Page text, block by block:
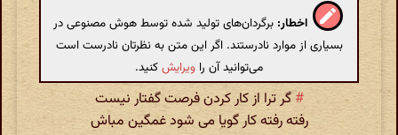
اخطار: برگردان‌های تولید شده توسط هوش مصنوعی در
بسیاری از موارد نادرستند. اگر این متن به نظرتان نادرست است
می‌توانید آن را ویرایشکنید.
#گر ترا از کار کردن فرصت گفتار نیست
رفته رفته کار گویا می شود غمگین مباش